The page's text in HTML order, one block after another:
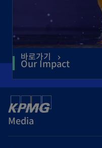
Our Impact
바로가기
Media